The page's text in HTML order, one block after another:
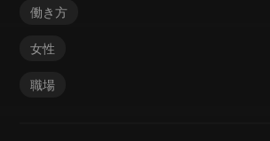
働き方
女性
職場